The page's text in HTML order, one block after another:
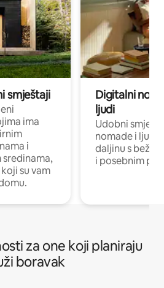
smještaji
ima
i
sredinama,
su vam
Digitalni
ljudi
Udobni
nomade i ljude
daljinu s
i posebnim
za one koji planiraju
boravak